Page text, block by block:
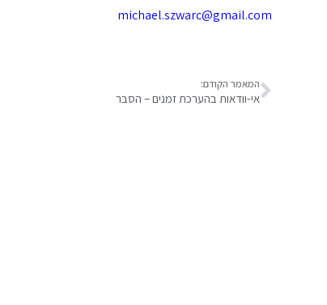
michael.szwarc@gmail.com
המאמר הקודם:
אי-וודאות בהערכת זמנים – הסבר